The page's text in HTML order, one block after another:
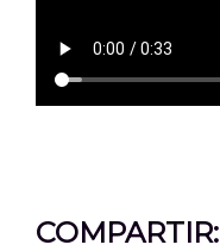
COMPARTIR: